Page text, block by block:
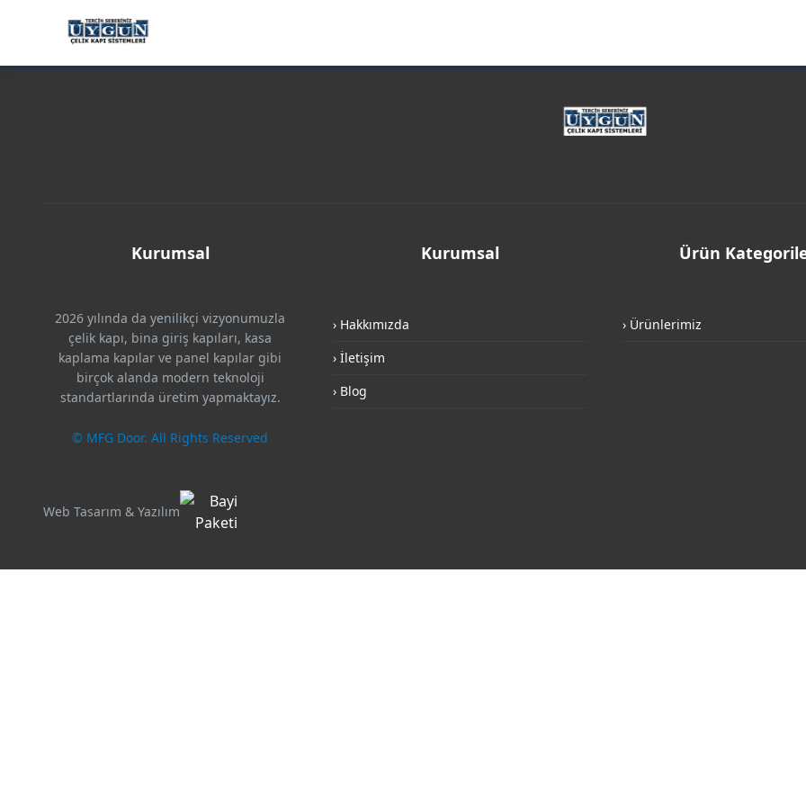
Kurumsal
2026 yılında da yenilikçi vizyonumuzla
çelik kapı, bina giriş kapıları, kasa
kaplama kapılar ve panel kapılar gibi
birçok alanda modern teknoloji
standartlarında üretim yapmaktayız.
© MFG Door. All Rights Reserved
Web Tasarım & Yazılım
Kurumsal
› Hakkımızda
› İletişim
› Blog
Ürün
› Ürünlerimiz